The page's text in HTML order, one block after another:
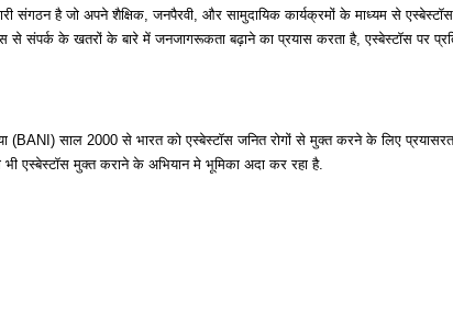
संगठन है जो अपने शैक्षिक, जनपैरवी, और सामुदायिक कार्यक्रमों के माध्यम से एस्बेस्टॉस
संपर्क के खतरों के बारे में जनजागरूकता बढ़ाने का प्रयास करता है, एस्बेस्टॉस पर
(BANI) साल 2000 से भारत को एस्बेस्टॉस जनित रोगों से मुक्त करने के लिए
एस्बेस्टॉस मुक्त कराने के अभियान मे भूमिका अदा कर रहा है.